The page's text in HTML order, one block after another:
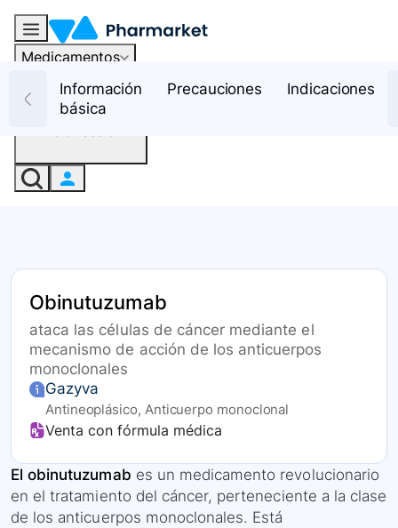
Medicamentos
RecursosInformación
básica
Precauciones Indicaciones
Obinutuzumab
ataca las células de cáncer mediante el
mecanismo de acción de los anticuerpos
monoclonales
Gazyva
Antineoplásico, Anticuerpo monoclonal
Venta con fórmula médica
El obinutuzumab es un medicamento revolucionario
en el tratamiento del cáncer, perteneciente a la clase
de los anticuerpos monoclonales. Está